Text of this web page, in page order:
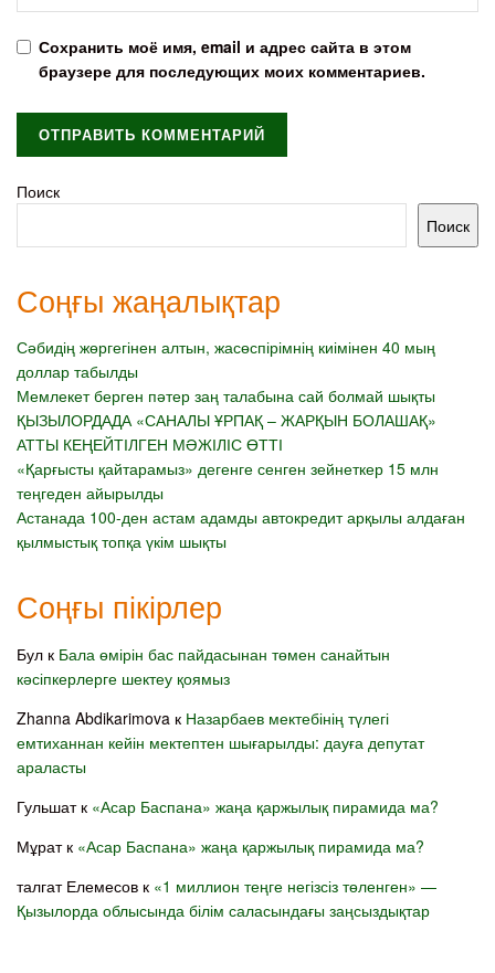
Сохранить моё имя, email и адрес сайта в этом
браузере для последующих моих комментариев.
Поиск
Поиск
Соңғы жаңалықтар
Сәбидің жөргегінен алтын, жасөспірімнің киімінен 40 мың
доллар табылды
Мемлекет берген пәтер заң талабына сай болмай шықты
ҚЫЗЫЛОРДАДА «САНАЛЫ ҰРПАҚ – ЖАРҚЫН БОЛАШАҚ»
АТТЫ КЕҢЕЙТІЛГЕН МӘЖІЛІС ӨТТІ
«Қарғысты қайтарамыз» дегенге сенген зейнеткер 15 млн
теңгеден айырылды
Астанада 100-ден астам адамды автокредит арқылы алдаған
қылмыстық топқа үкім шықты
Соңғы пікірлер
Бул к Бала өмірін бас пайдасынан төмен санайтын
кәсіпкерлерге шектеу қоямыз
Zhanna Abdikarimova к Назарбаев мектебінің түлегі
емтиханнан кейін мектептен шығарылды: дауға депутат
араласты
Гульшатк «Асар Баспана» жаңа қаржылық пирамида ма?
Мұратк «Асар Баспана» жаңа қаржылық пирамида ма?
талгат Елемесов к «1 миллион теңге негізсіз төленген» —
Қызылорда облысында білім саласындағы заңсыздықтар